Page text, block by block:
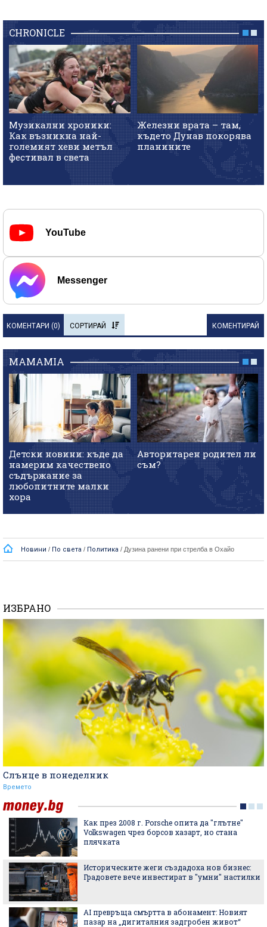
CHRONICLE
Музикални хроники:
Как възникна най-
големият хеви метъл
фестивал в света
Железни врата – там,
където Дунав покорява
планините
YouTube
Messenger
КОМЕНТАРИ (0) СОРТИРАЙ КОМЕНТИРАЙ
MAMAMIA
Детски новини: къде да
намерим качествено
съдържание за
любопитните малки
хора
Авторитарен родител ли
съм?
Новини / По света / Политика / Дузина ранени при стрелба в Охайо
ИЗБРАНО
Слънце в понеделник
Времето
Как през 2008 г. Porsche опита да "глътне"
Volkswagen чрез борсов хазарт, но стана
плячката
Историческите жеги създадоха нов бизнес:
Градовете вече инвестират в "умни" настилки
AI превръща смъртта в абонамент: Новият
пазар на „дигиталния задгробен живот“